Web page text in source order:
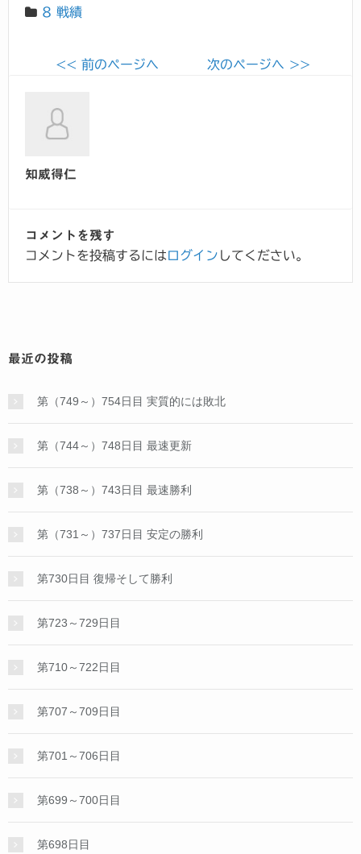
8 戦績
<< 前のページへ 次のページへ >>
知威得仁
コメントを残す
コメントを投稿するにはログイン してください。
最近の投稿
第（749～）754日目 実質的には敗北
第（744～）748日目 最速更新
第（738～）743日目 最速勝利
第（731～）737日目 安定の勝利
第730日目 復帰そして勝利
第723～729日目
第710～722日目
第707～709日目
第701～706日目
第699～700日目
第698日目